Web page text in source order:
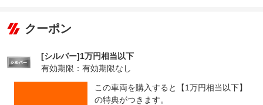
法定整備
を実施２．車検の残りがない車に関しましては法定２４ヶ
クーポン
[シルバー]1万円相当以下
有効期限：有効期限なし
この車両を購入すると【1万円相当以下】
の特典がつきます。